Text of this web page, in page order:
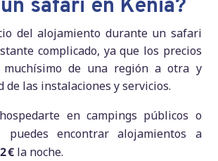
safari en Kenia?
del alojamiento durante un safari
complicado, ya que los precios
muchísimo de una región a otra y
de las instalaciones y servicios.
en campings públicos o
puedes encontrar alojamientos a
€ la noche.